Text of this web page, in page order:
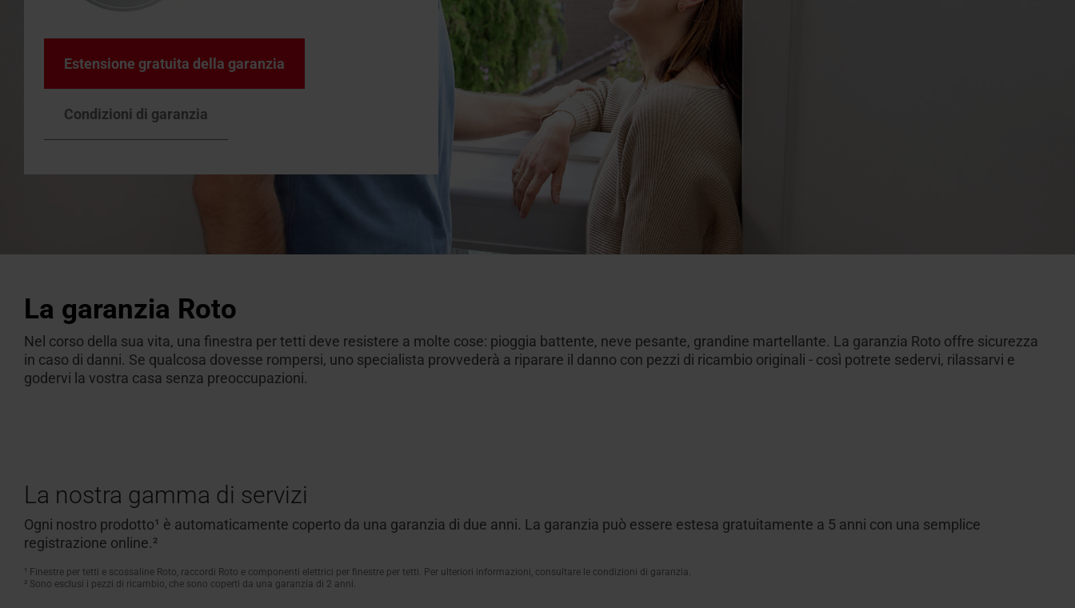
Estensione gratuita della garanzia
Condizioni di garanzia
La garanzia Roto
Nel corso della sua vita, una finestra per tetti deve resistere a molte cose: pioggia battente, neve pesante, grandine martellante. La garanzia Roto offre sicurezza
in caso di danni. Se qualcosa dovesse rompersi, uno specialista provvederà a riparare il danno con pezzi di ricambio originali - così potrete sedervi, rilassarvi e
godervi la vostra casa senza preoccupazioni.
La nostra gamma di servizi
Ogni nostro prodotto¹ è automaticamente coperto da una garanzia di due anni. La garanzia può essere estesa gratuitamente a 5 anni con una semplice
registrazione online.²
¹ Finestre per tetti e scossaline Roto, raccordi Roto e componenti elettrici per finestre per tetti. Per ulteriori informazioni, consultare le condizioni di garanzia.
² Sono esclusi i pezzi di ricambio, che sono coperti da una garanzia di 2 anni.